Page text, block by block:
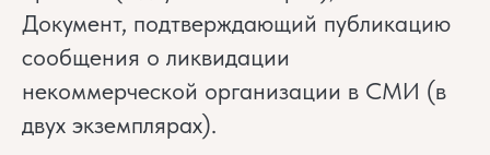
Документ, подтверждающий публикацию
сообщения о ликвидации
некоммерческой организации в СМИ (в
двух экземплярах).